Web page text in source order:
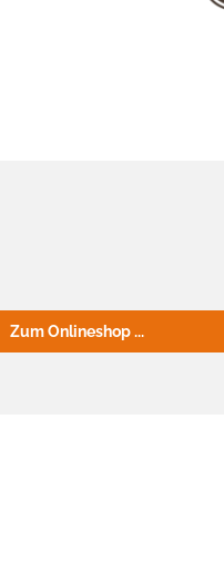
Zum Onlineshop ...